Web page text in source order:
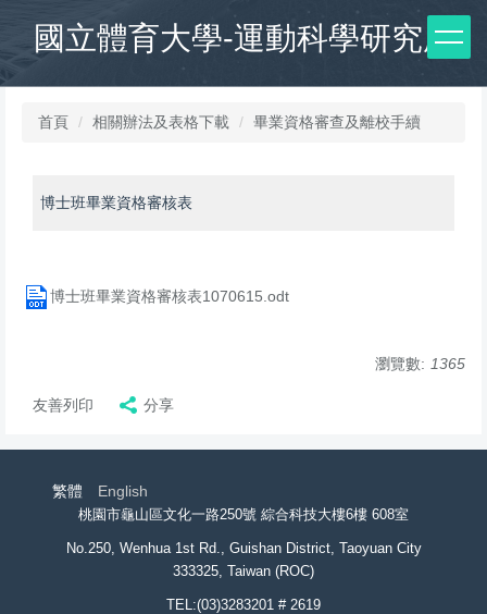
要
國立體育大學-運動科學研究所
首頁 相關辦法及表格下載 畢業資格審查及離校手續
博士班畢業資格審核表
博士班畢業資格審核表1070615.odt
瀏覽數: 1365
友善列印 分享
繁體 English
桃園市龜山區文化一路250號 綜合科技大樓6樓 608室
No.250, Wenhua 1st Rd., Guishan District, Taoyuan City
333325, Taiwan (ROC)
TEL:(03)3283201 # 2619